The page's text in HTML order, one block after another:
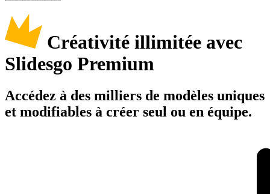
Créativité illimitée avec
Slidesgo Premium
Accédez à des milliers de modèles uniques
et modifiables à créer seul ou en équipe.